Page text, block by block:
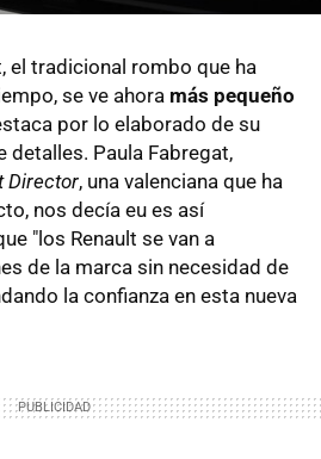
el tradicional rombo que ha
se ve ahora más pequeño
por lo elaborado de su
detalles. Paula Fabregat,
Director, una valenciana que ha
nos decía eu es así
"los Renault se van a
de la marca sin necesidad de
la confianza en esta nueva